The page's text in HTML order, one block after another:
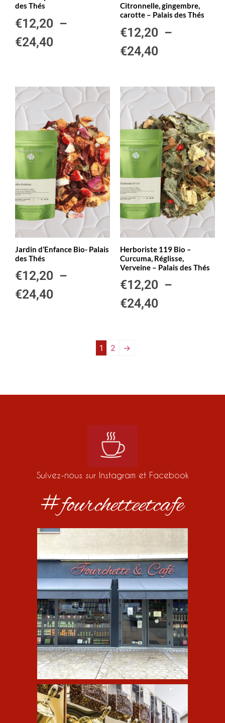
des Thés
€12,20 –
€24,40
Citronnelle, gingembre,
carotte – Palais des Thés
€12,20 –
€24,40
Jardin d’Enfance Bio- Palais
des Thés
€12,20 –
€24,40
Herboriste 119 Bio –
Curcuma, Réglisse,
Verveine – Palais des Thés
€12,20 –
€24,40
1 2 →
Suivez-nous sur Instagram et Facebook
#fourchetteetcafe